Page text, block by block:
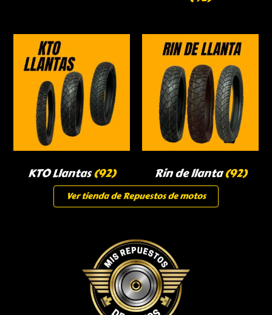
KTO Llantas(92) Rin de llanta(92)
Ver tienda de Repuestos de motos